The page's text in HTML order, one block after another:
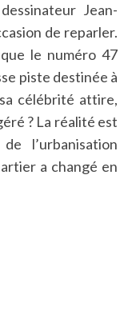
Jean-
de reparler.
le numéro 47
piste destinée à
célébrité attire,
? La réalité est
l’urbanisation
a changé en